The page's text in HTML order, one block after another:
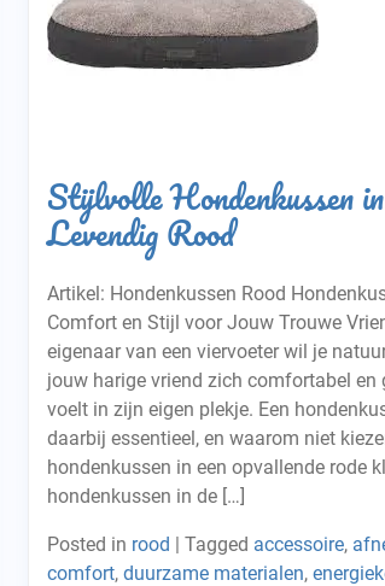
Stijlvolle Hondenkussen in
Levendig Rood
Artikel: Hondenkussen Rood
Comfort en Stijl voor Jouw Trouwe
eigenaar van een viervoeter wil je
jouw harige vriend zich comfortabel en
voelt in zijn eigen plekje. Een
daarbij essentieel, en waarom niet
hondenkussen in een opvallende rode
hondenkussen in de […]
Posted in rood | Tagged accessoire,
comfort, duurzame materialen,